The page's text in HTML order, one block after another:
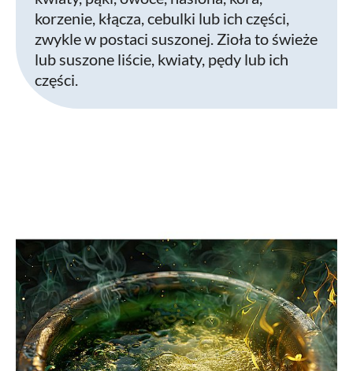
korzenie, kłącza, cebulki lub ich części,
zwykle w postaci suszonej. Zioła to świeże
lub suszone liście, kwiaty, pędy lub ich
części.